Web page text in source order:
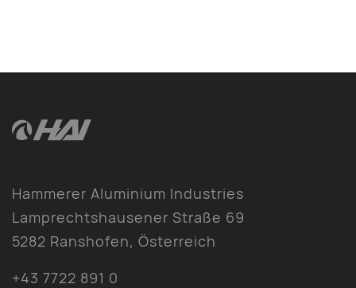
Hammerer Aluminium Industries
Lamprechtshausener Straße 69
5282 Ranshofen, Österreich
+43 7722 891 0